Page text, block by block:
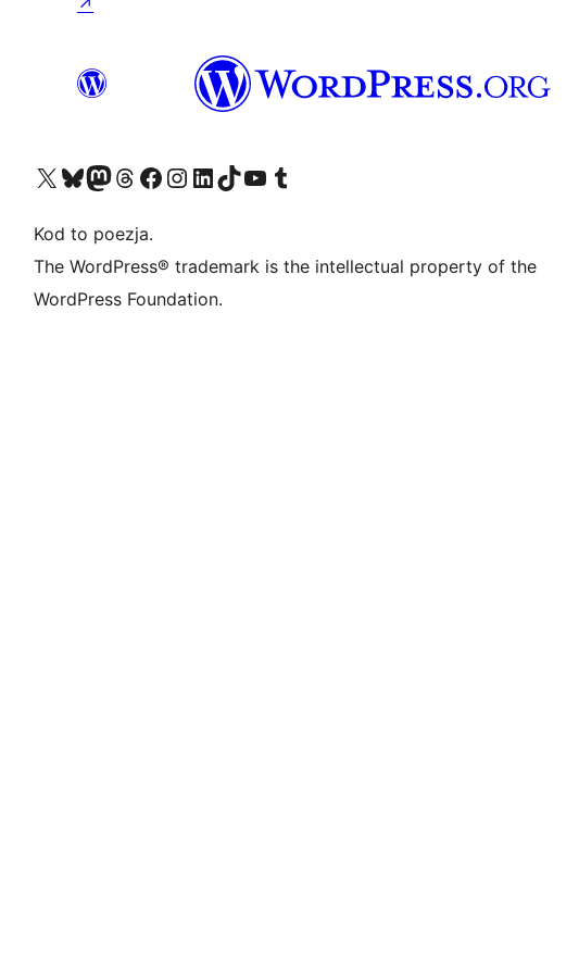
↗
Odwiedź nasze konto X (dawniej Twitter)
Odwiedź nasze konto Bluesky
Odwiedź nasze konto na Mastodoncie
Odwiedź naszego Threadsa
Odwiedź naszego Facebooka
Odwiedź nasze konto na Instagramie
Odwiedź nasze konto na LinkedIn
Odwiedź naszego TikToka
Odwiedź nasz kanał YouTube
Odwiedź naszego Tumblra
Kod to poezja.
The WordPress® trademark is the intellectual property of the
WordPress Foundation.